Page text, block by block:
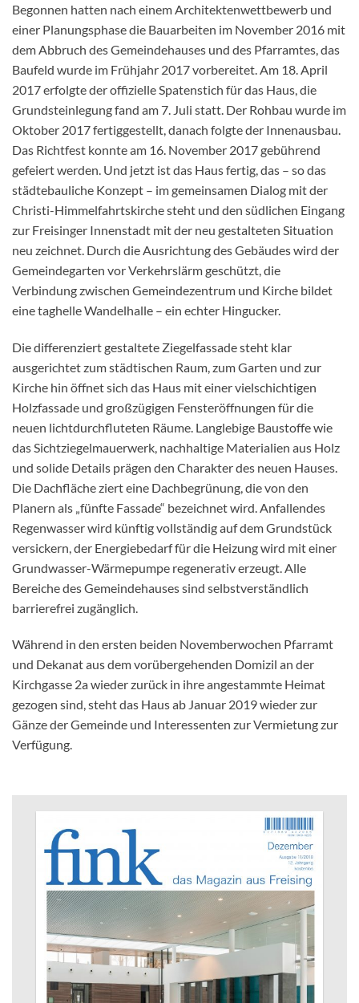
Begonnen hatten nach einem Architektenwettbewerb und
einer Planungsphase die Bauarbeiten im November 2016 mit
dem Abbruch des Gemeindehauses und des Pfarramtes, das
Baufeld wurde im Frühjahr 2017 vorbereitet. Am 18. April
2017 erfolgte der offizielle Spatenstich für das Haus, die
Grundsteinlegung fand am 7. Juli statt. Der Rohbau wurde im
Oktober 2017 fertiggestellt, danach folgte der Innenausbau.
Das Richtfest konnte am 16. November 2017 gebührend
gefeiert werden. Und jetzt ist das Haus fertig, das – so das
städtebauliche Konzept – im gemeinsamen Dialog mit der
Christi-Himmelfahrtskirche steht und den südlichen Eingang
zur Freisinger Innenstadt mit der neu gestalteten Situation
neu zeichnet. Durch die Ausrichtung des Gebäudes wird der
Gemeindegarten vor Verkehrslärm geschützt, die
Verbindung zwischen Gemeindezentrum und Kirche bildet
eine taghelle Wandelhalle – ein echter Hingucker.
Die differenziert gestaltete Ziegelfassade steht klar
ausgerichtet zum städtischen Raum, zum Garten und zur
Kirche hin öffnet sich das Haus mit einer vielschichtigen
Holzfassade und großzügigen Fensteröffnungen für die
neuen lichtdurchfluteten Räume. Langlebige Baustoffe wie
das Sichtziegelmauerwerk, nachhaltige Materialien aus Holz
und solide Details prägen den Charakter des neuen Hauses.
Die Dachfläche ziert eine Dachbegrünung, die von den
Planern als „fünfte Fassade“ bezeichnet wird. Anfallendes
Regenwasser wird künftig vollständig auf dem Grundstück
versickern, der Energiebedarf für die Heizung wird mit einer
Grundwasser-Wärmepumpe regenerativ erzeugt. Alle
Bereiche des Gemeindehauses sind selbstverständlich
barrierefrei zugänglich.
Während in den ersten beiden Novemberwochen Pfarramt
und Dekanat aus dem vorübergehenden Domizil an der
Kirchgasse 2a wieder zurück in ihre angestammte Heimat
gezogen sind, steht das Haus ab Januar 2019 wieder zur
Gänze der Gemeinde und Interessenten zur Vermietung zur
Verfügung.